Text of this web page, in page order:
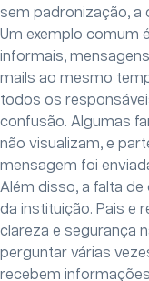
sem padronização, a
Um exemplo comum
informais,
mails ao mesmo
todos os
confusão. Algumas
não visualizam, e
mensagem foi
Além disso, a falta
da instituição. Pais e
clareza e segurança
perguntar várias
recebem